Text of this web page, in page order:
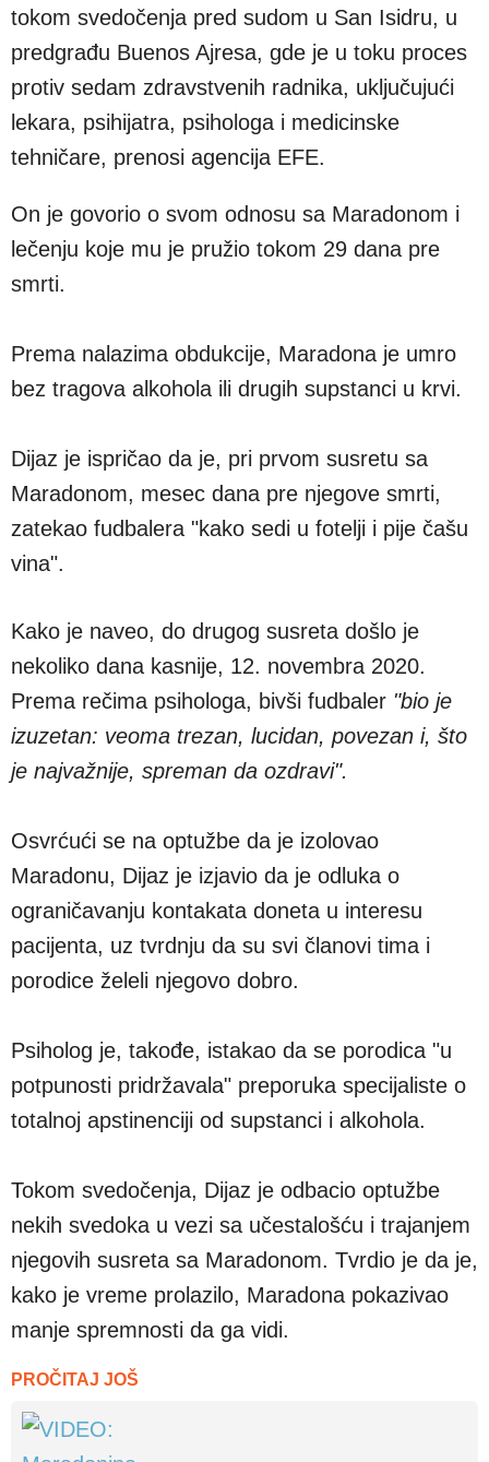
tokom svedočenja pred sudom u San Isidru, u
predgrađu Buenos Ajresa, gde je u toku proces
protiv sedam zdravstvenih radnika, uključujući
lekara, psihijatra, psihologa i medicinske
tehničare, prenosi agencija EFE.
On je govorio o svom odnosu sa Maradonom i
lečenju koje mu je pružio tokom 29 dana pre
smrti.
Prema nalazima obdukcije, Maradona je umro
bez tragova alkohola ili drugih supstanci u krvi.
Dijaz je ispričao da je, pri prvom susretu sa
Maradonom, mesec dana pre njegove smrti,
zatekao fudbalera "kako sedi u fotelji i pije čašu
vina".
Kako je naveo, do drugog susreta došlo je
nekoliko dana kasnije, 12. novembra 2020.
Prema rečima psihologa, bivši fudbaler "bio je
izuzetan: veoma trezan, lucidan, povezan i, što
je najvažnije, spreman da ozdravi".
Osvrćući se na optužbe da je izolovao
Maradonu, Dijaz je izjavio da je odluka o
ograničavanju kontakata doneta u interesu
pacijenta, uz tvrdnju da su svi članovi tima i
porodice želeli njegovo dobro.
Psiholog je, takođe, istakao da se porodica "u
potpunosti pridržavala" preporuka specijaliste o
totalnoj apstinenciji od supstanci i alkohola.
Tokom svedočenja, Dijaz je odbacio optužbe
nekih svedoka u vezi sa učestalošću i trajanjem
njegovih susreta sa Maradonom. Tvrdio je da je,
kako je vreme prolazilo, Maradona pokazivao
manje spremnosti da ga vidi.
PROČITAJ JOŠ